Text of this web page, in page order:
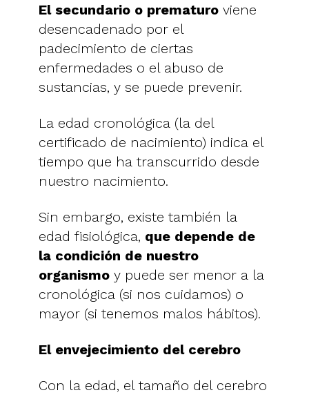
El secundario o prematuro viene
desencadenado por el
padecimiento de ciertas
enfermedades o el abuso de
sustancias, y se puede prevenir.
La edad cronológica (la del
certificado de nacimiento) indica el
tiempo que ha transcurrido desde
nuestro nacimiento.
Sin embargo, existe también la
edad fisiológica, que depende de
la condición de nuestro
organismo y puede ser menor a la
cronológica (si nos cuidamos) o
mayor (si tenemos malos hábitos).
El envejecimiento del cerebro
Con la edad, el tamaño del cerebro